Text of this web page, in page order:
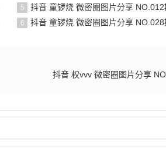
5 抖音 童锣烧 微密圈图片分享 NO.012期
6 抖音 童锣烧 微密圈图片分享 NO.028期 【5P6V】最新至
抖音 权vvv 微密圈图片分享